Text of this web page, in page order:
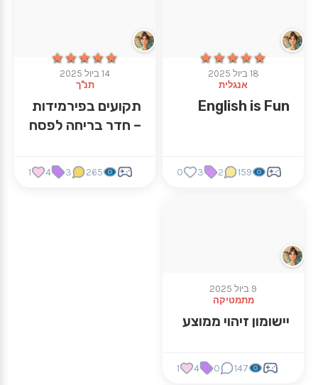
★★★★★
★★★★★
18 ביול 2025
אנגלית
English is Fun
159
2
3
0
★★★★★
★★★★★
14 ביול 2025
תנ"ך
תקועים בפירמידות
– חדר בריחה לפסח
265
3
4
1
9 ביול 2025
מתמטיקה
יישומון זיהוי ממוצע
147
0
4
1